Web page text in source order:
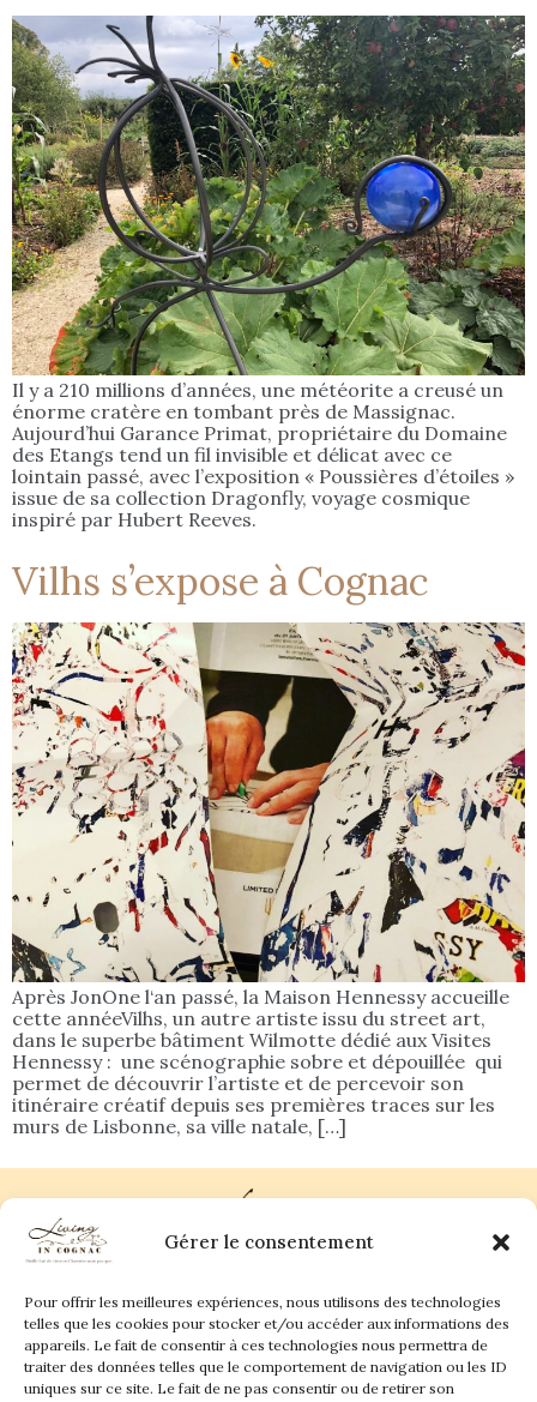
Gérer le consentement
Pour offrir les meilleures expériences, nous utilisons des technologies
telles que les cookies pour stocker et/ou accéder aux informations des
appareils. Le fait de consentir à ces technologies nous permettra de
traiter des données telles que le comportement de navigation ou les ID
uniques sur ce site. Le fait de ne pas consentir ou de retirer son
Il y a 210 millions d’années, une météorite a creusé un
énorme cratère en tombant près de Massignac.
Aujourd’hui Garance Primat, propriétaire du Domaine
des Etangs tend un fil invisible et délicat avec ce
lointain passé, avec l’exposition « Poussières d’étoiles »
issue de sa collection Dragonfly, voyage cosmique
inspiré par Hubert Reeves.
Vilhs s’expose à Cognac
Après JonOne l‘an passé, la Maison Hennessy accueille
cette annéeVilhs, un autre artiste issu du street art,
dans le superbe bâtiment Wilmotte dédié aux Visites
Hennessy : une scénographie sobre et dépouillée qui
permet de découvrir l’artiste et de percevoir son
itinéraire créatif depuis ses premières traces sur les
murs de Lisbonne, sa ville natale, […]
Plan du site
Living in Cognac Land
La vigne & Le verre
Newsletter
Contact
anne@livingincognac.com